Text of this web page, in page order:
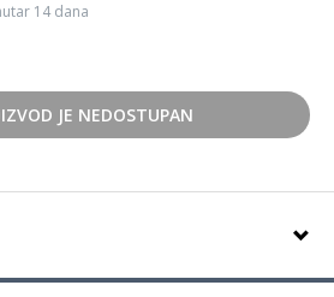
14 dana
JE NEDOSTUPAN